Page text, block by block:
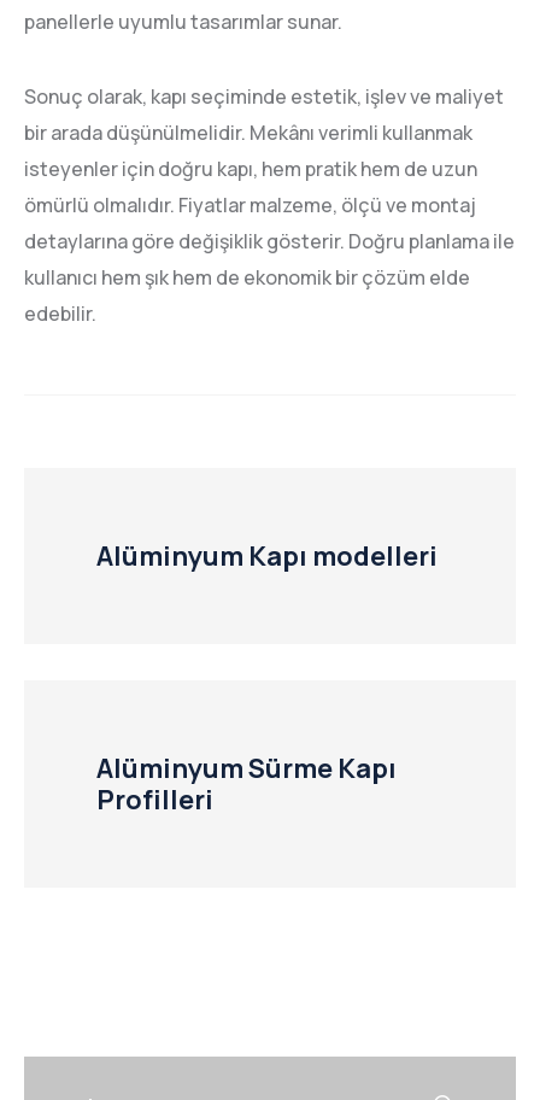
panellerle uyumlu tasarımlar sunar.
Sonuç olarak, kapı seçiminde estetik, işlev ve maliyet
bir arada düşünülmelidir. Mekânı verimli kullanmak
isteyenler için doğru kapı, hem pratik hem de uzun
ömürlü olmalıdır. Fiyatlar malzeme, ölçü ve montaj
detaylarına göre değişiklik gösterir. Doğru planlama ile
kullanıcı hem şık hem de ekonomik bir çözüm elde
edebilir.
Alüminyum Kapı modelleri
Alüminyum Sürme Kapı
Profilleri